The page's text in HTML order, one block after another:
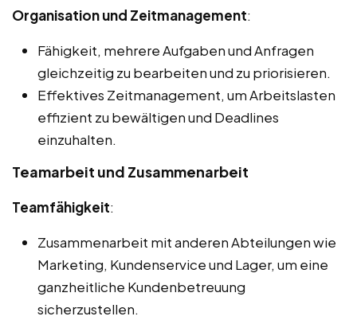
Organisation und Zeitmanagement:
Fähigkeit, mehrere Aufgaben und Anfragen
gleichzeitig zu bearbeiten und zu priorisieren.
Effektives Zeitmanagement, um Arbeitslasten
effizient zu bewältigen und Deadlines
einzuhalten.
Teamarbeit und Zusammenarbeit
Teamfähigkeit:
Zusammenarbeit mit anderen Abteilungen wie
Marketing, Kundenservice und Lager, um eine
ganzheitliche Kundenbetreuung
sicherzustellen.